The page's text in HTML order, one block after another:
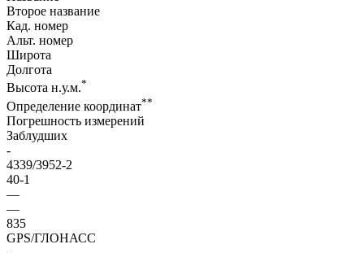
Второе название
Кад. номер
Альт. номер
Широта
Долгота
Высота н.у.м.*
Определение координат**
Погрешность измерений
Заблудших
-
4339/3952-2
40-1
—
—
835
GPS/ГЛОНАСС